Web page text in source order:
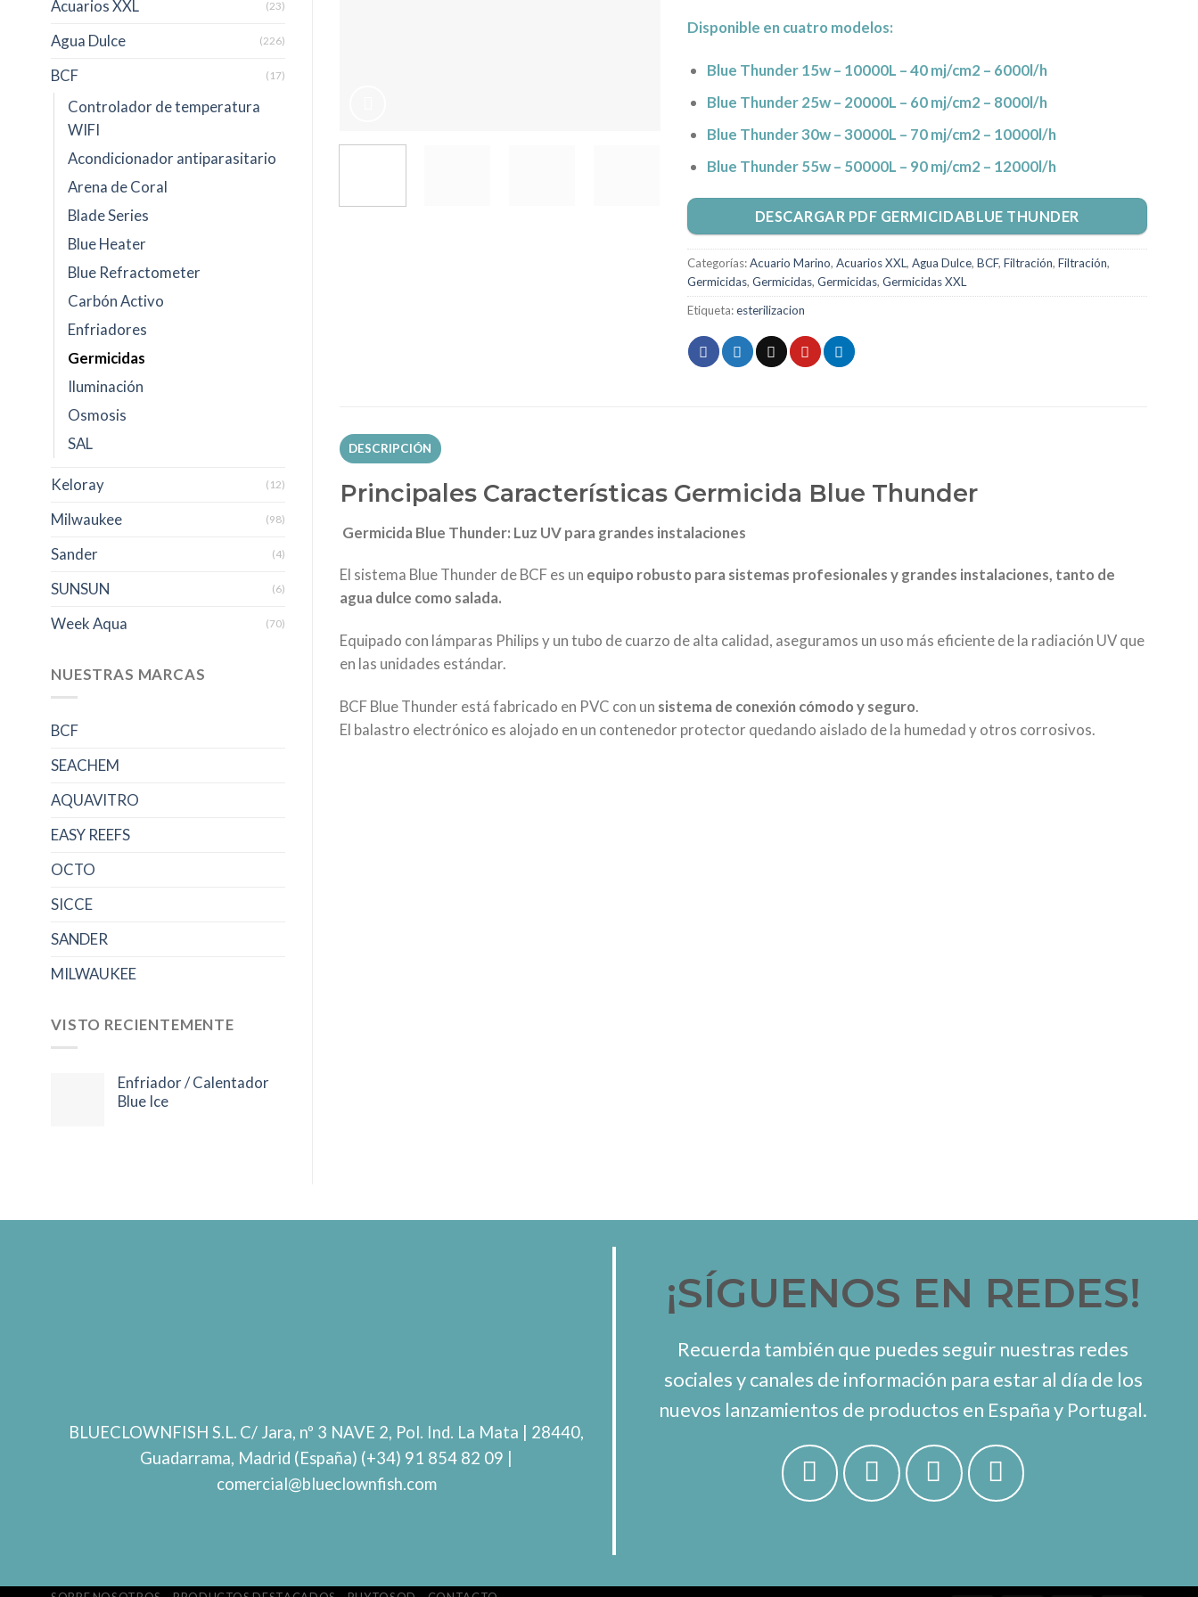
Acuarios XXL (23)
Agua Dulce (226)
BCF (17)
Controlador de temperatura
WIFI
Acondicionador antiparasitario
Arena de Coral
Blade Series
Blue Heater
Blue Refractometer
Carbón Activo
Enfriadores
Germicidas
Iluminación
Osmosis
SAL
Keloray (12)
Milwaukee (98)
Sander (4)
SUNSUN (6)
Week Aqua (70)
NUESTRAS MARCAS
BCF
SEACHEM
AQUAVITRO
EASY REEFS
OCTO
SICCE
SANDER
MILWAUKEE
VISTO RECIENTEMENTE
Enfriador / Calentador
Blue Ice
Disponible en cuatro modelos:
Blue Thunder 15w – 10000L – 40 mj/cm2 – 6000l/h
Blue Thunder 25w – 20000L – 60 mj/cm2 – 8000l/h
Blue Thunder 30w – 30000L – 70 mj/cm2 – 10000l/h
Blue Thunder 55w – 50000L – 90 mj/cm2 – 12000l/h
DESCARGAR PDF GERMICIDABLUE THUNDER
Categorías:Acuario Marino, Acuarios XXL, Agua Dulce, BCF, Filtración, Filtración,
Germicidas, Germicidas, Germicidas, Germicidas XXL
Etiqueta:esterilizacion
DESCRIPCIÓN
Principales Características Germicida Blue Thunder
Germicida Blue Thunder: Luz UV para grandes instalaciones
El sistema Blue Thunder de BCF es un equipo robusto para sistemas profesionales y grandes instalaciones, tanto de
agua dulce como salada.
Equipado con lámparas Philips y un tubo de cuarzo de alta calidad, aseguramos un uso más eficiente de la radiación UV que
en las unidades estándar.
BCF Blue Thunder está fabricado en PVC con un sistema de conexión cómodo y seguro.
El balastro electrónico es alojado en un contenedor protector quedando aislado de la humedad y otros corrosivos.
BLUECLOWNFISH S.L. C/ Jara, nº 3 NAVE 2, Pol. Ind. La Mata | 28440,
Guadarrama, Madrid (España) (+34) 91 854 82 09
comercial@blueclownfish.com
¡SÍGUENOS EN REDES!
Recuerda también que puedes seguir nuestras redes
sociales y canales de información para estar al día de los
nuevos lanzamientos de productos en España y Portugal.